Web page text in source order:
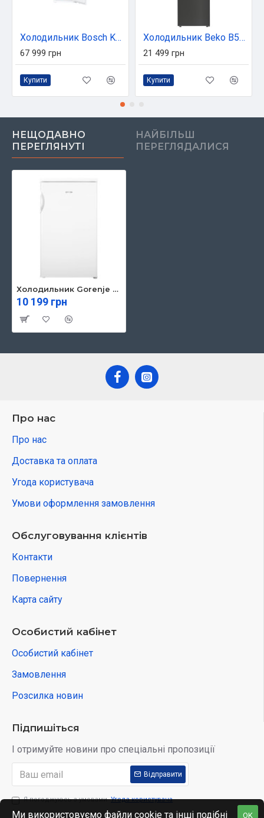
Холодильник Bosch KBN96ADD0
67 999 грн
Купити
Холодильник Beko B5RCNA405ZXBR
21 499 грн
Купити
НЕЩОДАВНО
ПЕРЕГЛЯНУТІ
НАЙБІЛЬШ
ПЕРЕГЛЯДАЛИСЯ
Холодильник Gorenje R492PW
10 199 грн
Про нас
Про нас
Доставка та оплата
Угода користувача
Умови оформлення замовлення
Обслуговування клієнтів
Контакти
Повернення
Карта сайту
Особистий кабінет
Особистий кабінет
Замовлення
Розсилка новин
Підпишіться
І отримуйте новини про спеціальні пропозиції
Відправити
Я погоджуюсь з умовами Угода користувача
OK
Ми використовуємо файли cookie та інші подібні